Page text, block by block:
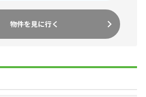
物件を見に行く